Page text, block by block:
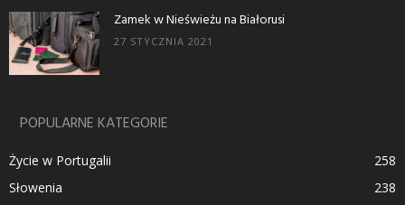
Zamek w Nieświeżu na Białorusi
27 STYCZNIA 2021
POPULARNE KATEGORIE
Życie w Portugalii
258
Słowenia
238